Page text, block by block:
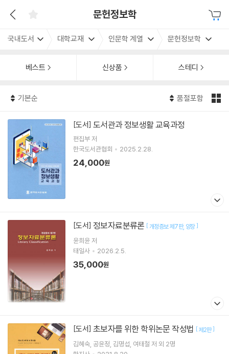
문헌정보학
국내도서 대학교재 인문학 계열 문헌정보학
베스트 신상품 스테디
기본순 품절포함
[도서] 도서관과 정보생활 교육과정
편집부 저
한국도서관협회
2025.2.28.
24,000원
[도서] 정보자료분류론 [개정증보 제7판 양장]
윤희윤저
태일사
2026.2.5.
35,000원
[도서] 초보자를 위한 학위논문 작성법 [제2판]
김혜숙 공윤정 김명섭 여태철 저 외 2명